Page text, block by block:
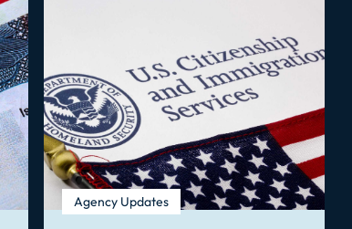
Agency Updates